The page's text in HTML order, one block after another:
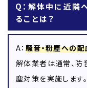
Q：解体中に近隣
ることは？
A： 騒音・粉塵への
解体業者は通常、防
塵対策を実施します